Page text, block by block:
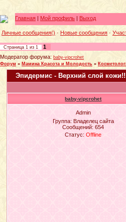
Главная | Мой профиль | Выход
Личные сообщения() · Новые сообщения ·
Страница 1 из 1
1
Модератор форума: baby-vipcrohet
Форум » Мамина Красота и Молодость »
Эпидермис - Верхний слой
baby-vipcrohet
Admin
Группа: Владелец сайта
Сообщений:654
Статус:Offline